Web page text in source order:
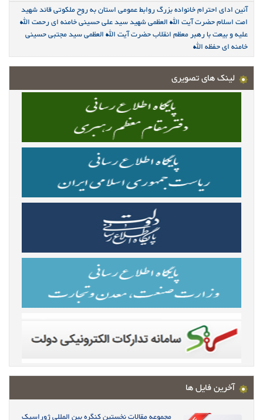
آئین ادای احترام خانواده بزرگ روابط عمومی استان به روح ملکوتی قائد شهید
امت اسلام حضرت آیت الله العظمی شهید سید علی حسینی خامنه ای رحمت الله
علیه و بیعت با رهبر معظم انقلاب حضرت آیت الله العظمی سید مجتبی حسینی
خامنه ای حفظه الله
لینک های تصویری
آخرین فایل ها
مجموعه مقالات نخستین کنگره بین المللی ژوراسیک